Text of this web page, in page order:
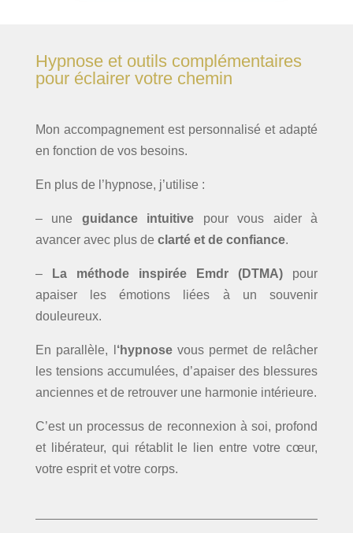
Hypnose et outils complémentaires
pour éclairer votre chemin
Mon accompagnement est personnalisé et adapté
en fonction de vos besoins.
En plus de l’hypnose, j’utilise :
– une guidance intuitive pour vous aider à
avancer avec plus de clarté et de confiance.
– La méthode inspirée Emdr (DTMA) pour
apaiser les émotions liées à un souvenir
douleureux.
En parallèle, l ‘hypnose vous permet de relâcher
les tensions accumulées, d’apaiser des blessures
anciennes et de retrouver une harmonie intérieure.
C’est un processus de reconnexion à soi, profond
et libérateur, qui rétablit le lien entre votre cœur,
votre esprit et votre corps.